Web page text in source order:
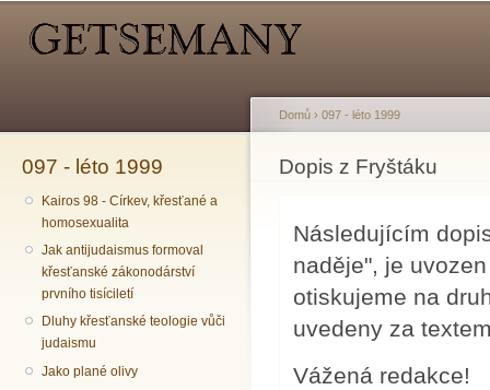
097 - léto 1999
Kairos 98 - Církev, křesťané a
homosexualita
Jak antijudaismus formoval
křesťanské zákonodárství
prvního tisíciletí
Dluhy křesťanské teologie vůči
judaismu
Jako plané olivy
Jste zde
Domů › 097 - léto 1999
Dopis z Fryštáku
Následujícím
naděje", je
otiskujeme na
uvedeny za
Vážená redakce!